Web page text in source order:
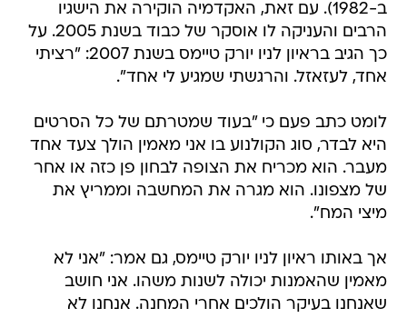
ב-1982). עם זאת, האקדמיה הוקירה את הישגיו
הרבים והעניקה לו אוסקר של כבוד בשנת 2005. על
כך הגיב בראיון לניו יורק טיימס בשנת 2007: "רציתי
אחד, לעזאזל. והרגשתי שמגיע לי אחד".
לומט כתב פעם כי "בעוד שמטרתם של כל הסרטים
היא לבדר, סוג הקולנוע בו אני מאמין הולך צעד אחד
מעבר. הוא מכריח את הצופה לבחון פן כזה או אחר
של מצפונו. הוא מגרה את המחשבה וממריץ את
מיצי המח".
אך באותו ראיון לניו יורק טיימס, גם אמר: "אני לא
מאמין שהאמנות יכולה לשנות משהו. אני חושב
שאנחנו בעיקר הולכים אחרי המחנה. אנחנו לא